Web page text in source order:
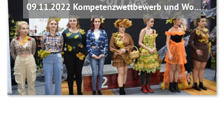
09.11.2022 Kompetenzwettbewerb und Workshop in Nowa Sól